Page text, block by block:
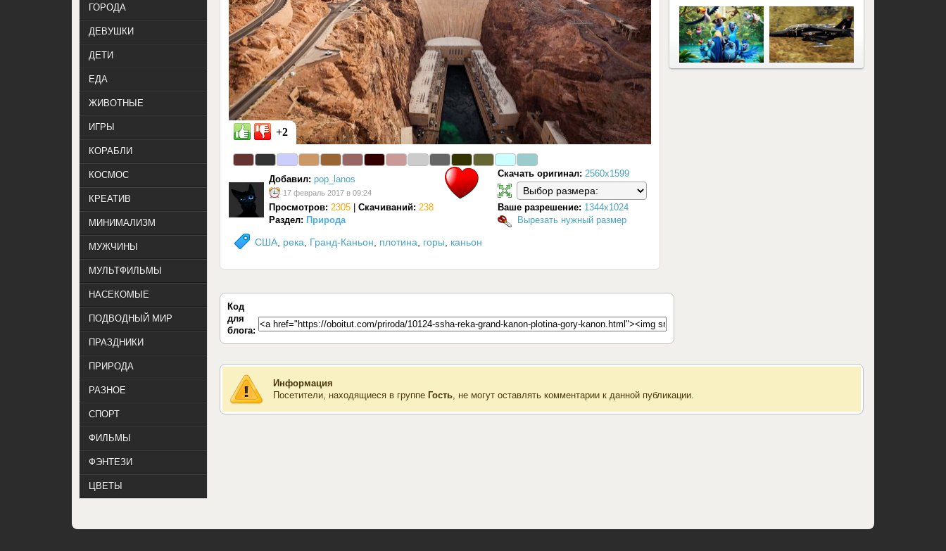
США река Гранд-Каньон плотина горы каньон
Добавил: pop_lanos
17 февраль 2017 в 09:24
Просмотров: 2305 Скачиваний: 238
+2
Скачать оригинал: 2560x1599
Ваше разрешение: 1344x1024
Вырезать нужный размер
Раздел: Природа
Код
для
блога:
Информация
Посетители, находящиеся в группе Гость, не могут оставлять комментарии к данной публикации.
ГОРОДА
ДЕВУШКИ
ДЕТИ
ЕДА
ЖИВОТНЫЕ
ИГРЫ
КОРАБЛИ
КОСМОС
КРЕАТИВ
МИНИМАЛИЗМ
МУЖЧИНЫ
МУЛЬТФИЛЬМЫ
НАСЕКОМЫЕ
ПОДВОДНЫЙ МИР
ПРАЗДНИКИ
ПРИРОДА
РАЗНОЕ
СПОРТ
ФИЛЬМЫ
ФЭНТЕЗИ
ЦВЕТЫ